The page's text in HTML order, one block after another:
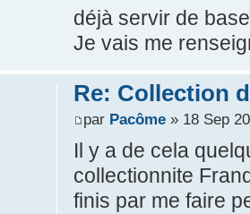
déjà servir de
Je vais me
Re: Collection
par Pacôme» 18 Sep
Il y a de cela
collectionnite
finis par me faire